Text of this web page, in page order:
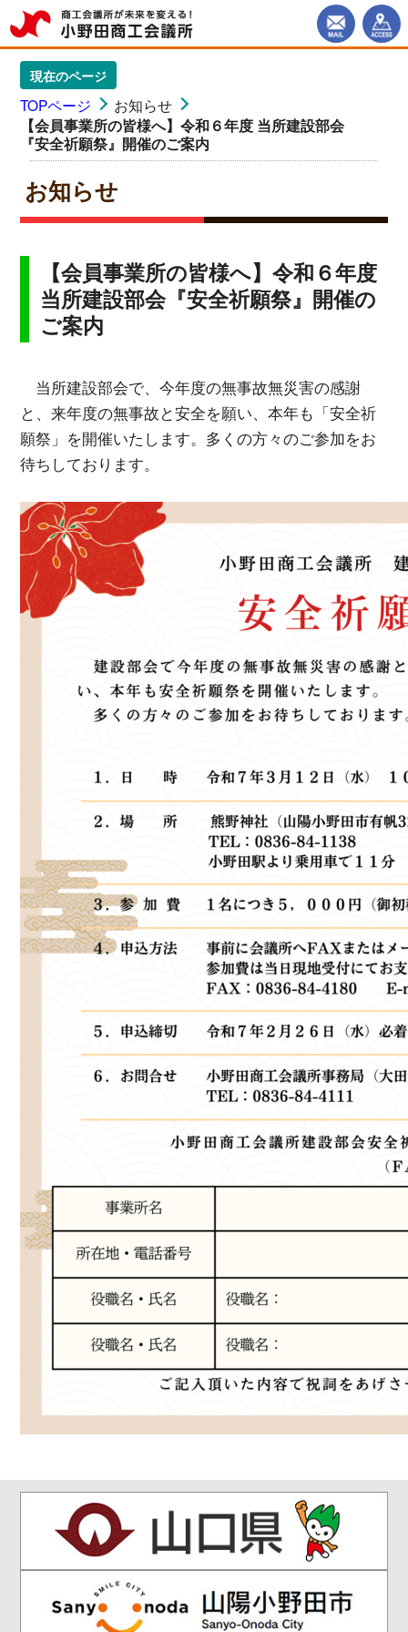
現在のページ
TOPページ
お知らせ
【会員事業所の皆様へ】令和６年度 当所建設部会
『安全祈願祭』開催のご案内
お知らせ
【会員事業所の皆様へ】令和６年度
当所建設部会『安全祈願祭』開催の
ご案内
当所建設部会で、今年度の無事故無災害の感謝
と、来年度の無事故と安全を願い、本年も「安全祈
願祭」を開催いたします。多くの方々のご参加をお
待ちしております。